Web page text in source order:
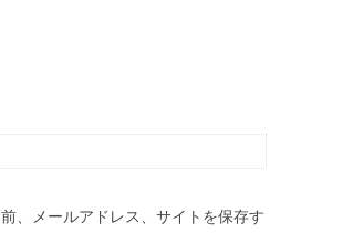
、メールアドレス、サイトを保存す